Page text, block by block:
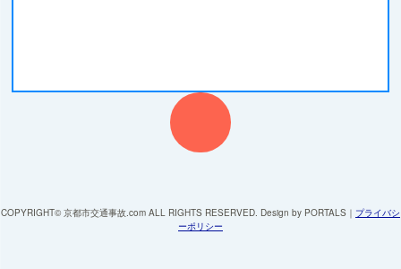
COPYRIGHT© 京都市交通事故.com ALL RIGHTS RESERVED. Design by PORTALS ｜ プライバシ
ーポリシー